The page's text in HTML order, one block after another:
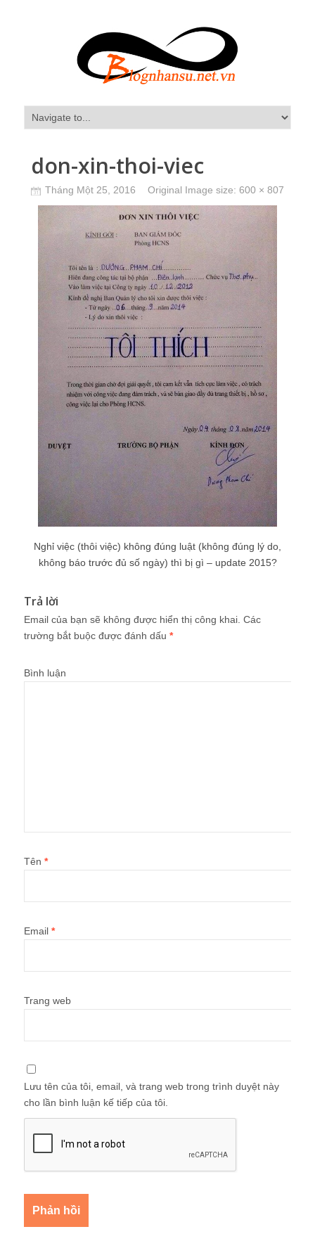
don-xin-thoi-viec
Tháng Một 25, 2016 Original Image size: 600 × 807
Nghỉ việc (thôi việc) không đúng luật (không đúng lý do,
không báo trước đủ số ngày) thì bị gì – update 2015?
Trả lời
Email của bạn sẽ không được hiển thị công khai. Các
trường bắt buộc được đánh dấu *
Bình luận
Tên *
Email *
Trang web
Lưu tên của tôi, email, và trang web trong trình duyệt này
cho lần bình luận kế tiếp của tôi.